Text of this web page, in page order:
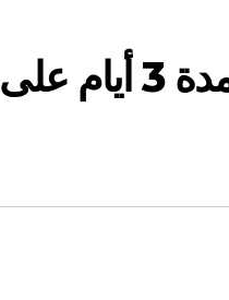
مجلس محافظة بغداد يعلن الحداد لمدة 3 أيام على